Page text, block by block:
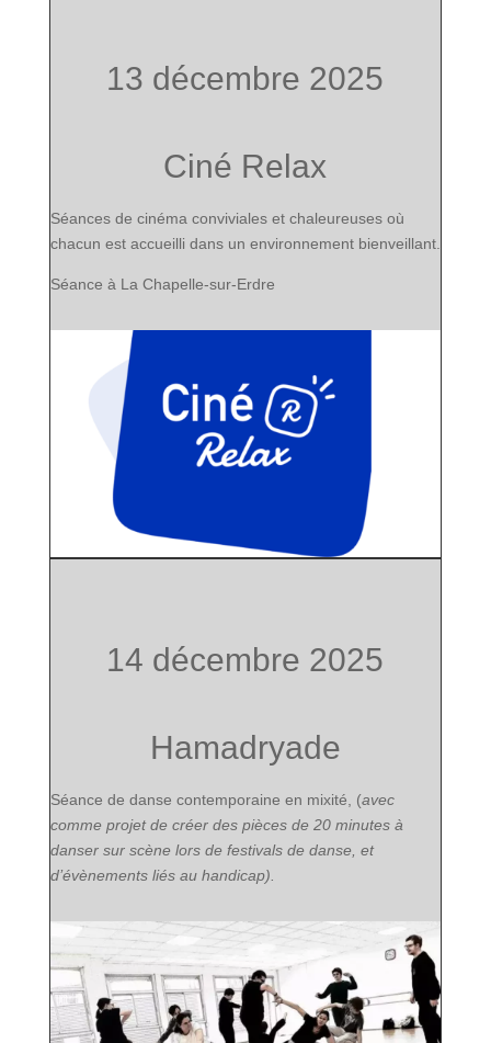
13 décembre 2025
Ciné Relax
Séances de cinéma conviviales et chaleureuses où
chacun est accueilli dans un environnement bienveillant.
Séance à La Chapelle-sur-Erdre
14 décembre 2025
Hamadryade
Séance de danse contemporaine en mixité, (avec
comme projet de créer des pièces de 20 minutes à
danser sur scène lors de festivals de danse, et
d’évènements liés au handicap).